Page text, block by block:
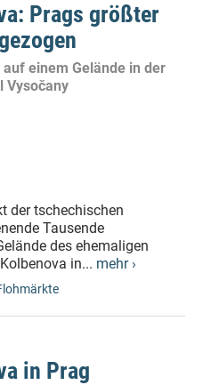
Prags größter
einem Gelände in der
Vysočany
der tschechischen
Tausende
des ehemaligen
in... mehr ›
in Prag